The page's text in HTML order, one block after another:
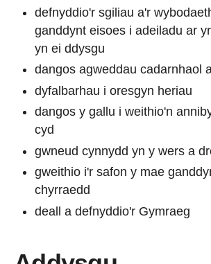
defnyddio'r sgiliau a'r
ganddynt eisoes i adeiladu ar
yn ei ddysgu
dangos agweddau cadarnhaol
dyfalbarhau i oresgyn heriau
dangos y gallu i weithio'n
cyd
gwneud cynnydd yn y wers a
gweithio i'r safon y mae
chyrraedd
deall a defnyddio'r Gymraeg